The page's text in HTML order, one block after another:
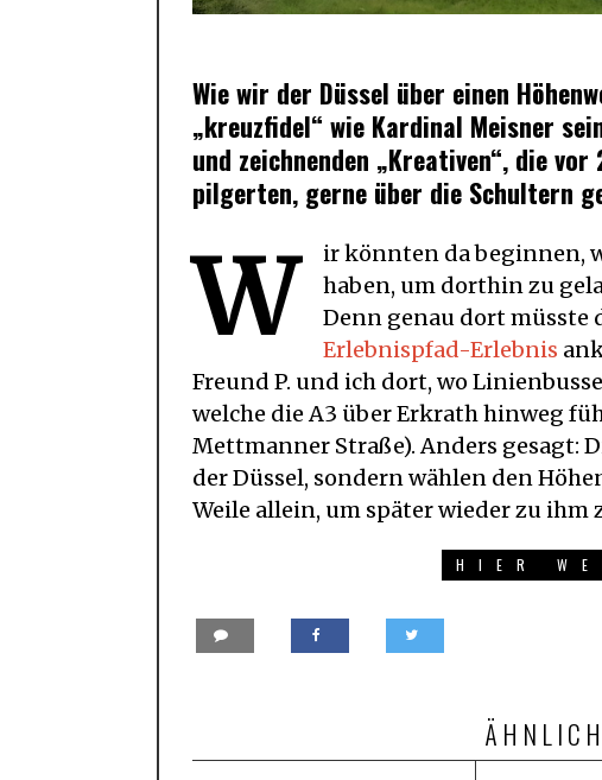
Wie wir der Düssel über einen
„kreuzfidel“ wie Kardinal Meisner
und zeichnenden „Kreativen“, die
pilgerten, gerne über die Schultern
W
ir könnten da beginnen,
haben, um dorthin zu
Denn genau dort müsste
Erlebnispfad-Erlebnis
Freund P. und ich dort, wo
welche die A3 über Erkrath hinweg
Mettmanner Straße). Anders gesagt:
der Düssel, sondern wählen den
Weile allein, um später wieder zu ihm
HIER